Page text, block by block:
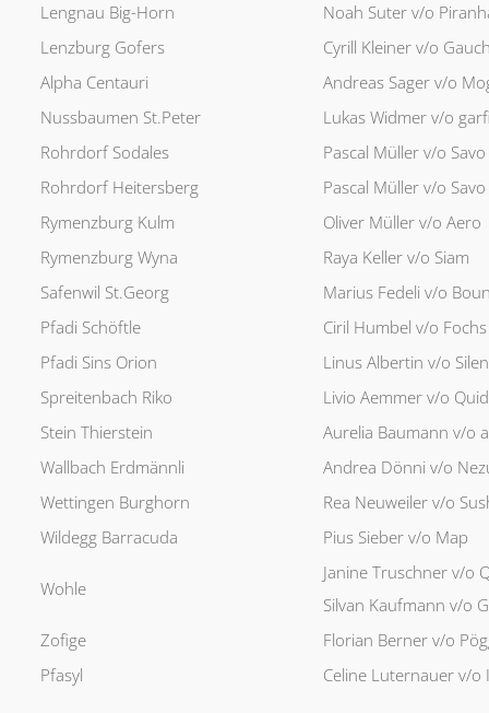
Lengnau Big-Horn
Noah Suter v/o
Lenzburg Gofers
Cyrill Kleiner v/o
Alpha Centauri
Andreas Sager v/o
Nussbaumen St.Peter
Lukas Widmer v/o
Rohrdorf Sodales
Pascal Müller v/o Savo
Rohrdorf Heitersberg
Pascal Müller v/o Savo
Rymenzburg Kulm
Oliver Müller v/o Aero
Rymenzburg Wyna
Raya Keller v/o Siam
Safenwil St.Georg
Marius Fedeli v/o
Pfadi Schöftle
Ciril Humbel v/o Fochs
Pfadi Sins Orion
Linus Albertin v/o
Spreitenbach Riko
Livio Aemmer v/o Quid
Stein Thierstein
Aurelia Baumann v/o
Wallbach Erdmännli
Andrea Dönni v/o
Wettingen Burghorn
Rea Neuweiler v/o
Wildegg Barracuda
Pius Sieber v/o Map
Wohle
Janine Truschner v/o
Silvan Kaufmann v/o
Zofige
Florian Berner v/o
Pfasyl
Celine Luternauer v/o